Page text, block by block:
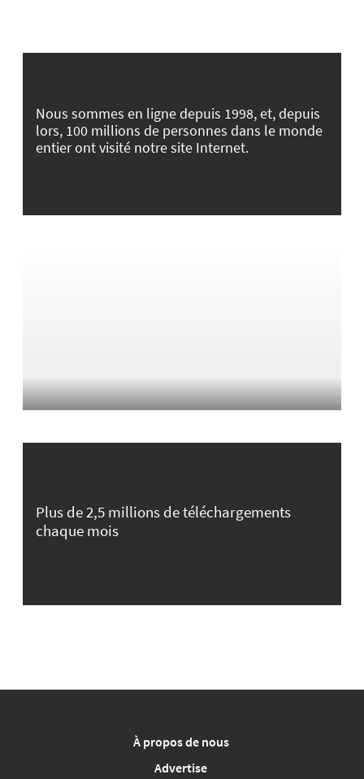
Nous sommes en ligne depuis 1998, et, depuis
lors, 100 millions de personnes dans le monde
entier ont visité notre site Internet.
Plus de 2,5 millions de téléchargements
chaque mois
À propos de nous
Advertise